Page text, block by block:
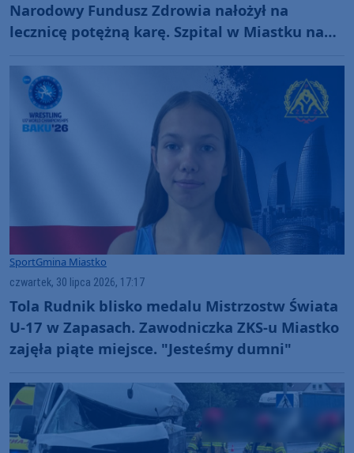
Narodowy Fundusz Zdrowia nałożył na
lecznicę potężną karę. Szpital w Miastku na
SportGmina Miastko
czwartek, 30 lipca 2026, 17:17
Tola Rudnik blisko medalu Mistrzostw Świata
U-17 w Zapasach. Zawodniczka ZKS-u Miastko
zajęła piąte miejsce. "Jesteśmy dumni"